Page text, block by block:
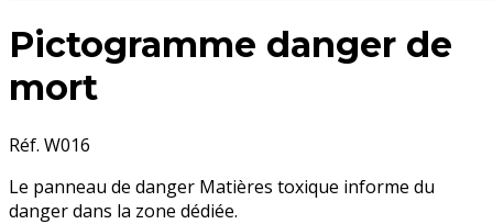
Pictogramme danger de
mort
Réf. W016
Le panneau de danger Matières toxique informe du
danger dans la zone dédiée.